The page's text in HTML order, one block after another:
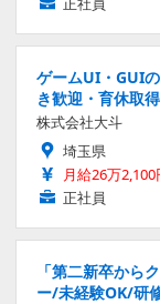
ゲームUI・GUI
き歓迎・育休取
株式会社大斗
埼玉県
月給26万
正社員
「第二新卒から
ー/未経験OK/研